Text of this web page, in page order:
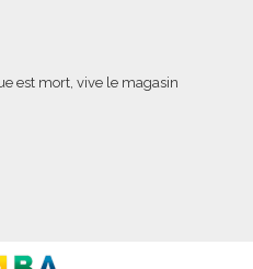
est mort, vive le magasin